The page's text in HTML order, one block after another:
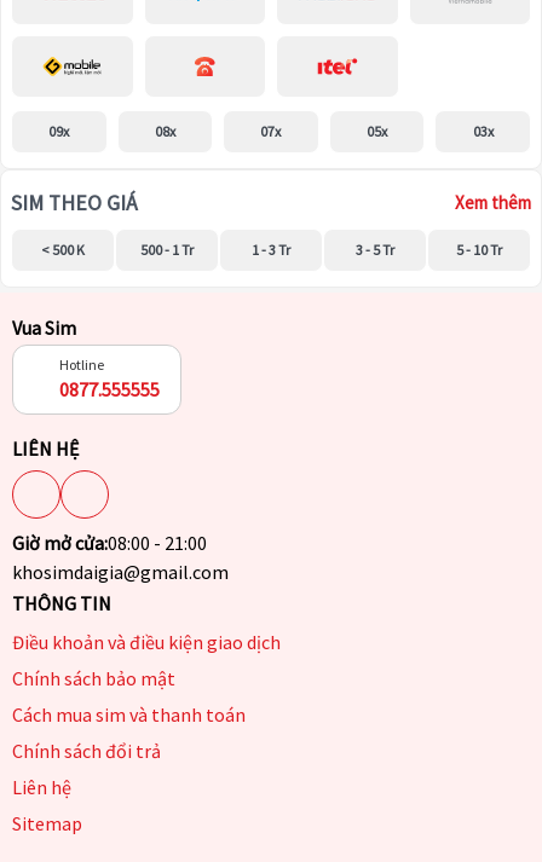
09x 08x 07x 05x 03x
SIM THEO GIÁ Xem thêm
< 500 K 500 - 1 Tr 1 - 3 Tr 3 - 5 Tr 5 - 10 Tr
Vua Sim
Hotline
0877.555555
LIÊN HỆ
Giờ mở cửa:08:00 - 21:00
khosimdaigia@gmail.com
THÔNG TIN
Điều khoản và điều kiện giao dịch
Chính sách bảo mật
Cách mua sim và thanh toán
Chính sách đổi trả
Liên hệ
Sitemap